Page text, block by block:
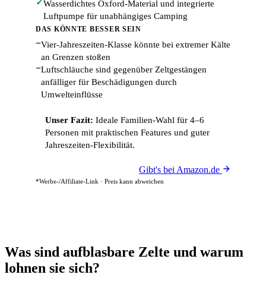
✓Wasserdichtes Oxford-Material und integrierte
Luftpumpe für unabhängiges Camping
DAS KÖNNTE BESSER SEIN
−Vier-Jahreszeiten-Klasse könnte bei extremer Kälte
an Grenzen stoßen
−Luftschläuche sind gegenüber Zeltgestängen
anfälliger für Beschädigungen durch
Umwelteinflüsse
Unser Fazit: Ideale Familien-Wahl für 4–6
Personen mit praktischen Features und guter
Jahreszeiten-Flexibilität.
Gibt's bei Amazon.de
*Werbe-/Affiliate-Link · Preis kann abweichen
Was sind aufblasbare Zelte und warum
lohnen sie sich?